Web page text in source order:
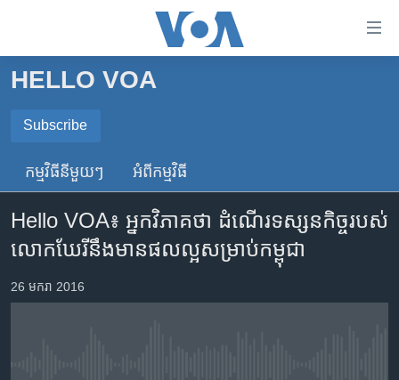
គេហទំព័រ​
រំលង​
ព័ត៌មាន​​
តែ​
រំលង​
កម្ពុជា
អន្តរជាតិ
ចិន
ហេឡូវីអូអេ
កម្ពុជាច្នៃប្រតិដ្ឋ
ព្រឹត្តិការណ៍ព័ត៌មាន
HELLO VOA
Subscribe
SUBSCRIBE
ទទួល​​​សេវា​​​ Podcast
កម្មវិធី​នីមួយៗ អំពី​កម្មវិធី​
Hello VOA៖ អ្នកវិភាគ​ថា ដំណើរ​ទស្សនកិច្ច​របស់​
លោក​ឃែរី​នឹង​មាន​ផលល្អ​សម្រាប់​កម្ពុជា
26 មករា 2016